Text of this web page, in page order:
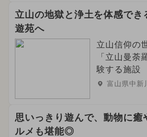
立山の地獄と浄土を体感でき
遊苑へ
立山信仰の
「立山曼荼
験する施設
富山県中新
思いっきり遊んで、動物に癒
ルメも堪能◎